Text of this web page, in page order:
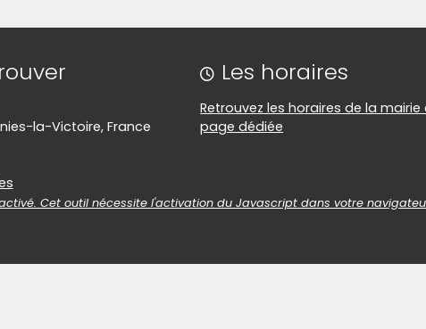
la-Victoire, France
Les horaires
Retrouvez les horaires de la mairie
page dédiée
Cet outil nécessite l'activation du Javascript dans votre